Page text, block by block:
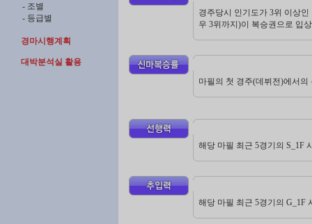
- 조별
- 등급별
경마시행계획
대박분석실 활용
경주당시 인기도가 3위 이상
우 3위까지)이 복승권으로 입
마필의 첫 경주(데뷔전)에서의
해당 마필 최근 5경기의 S_1F
해당 마필 최근 5경기의 G_1F